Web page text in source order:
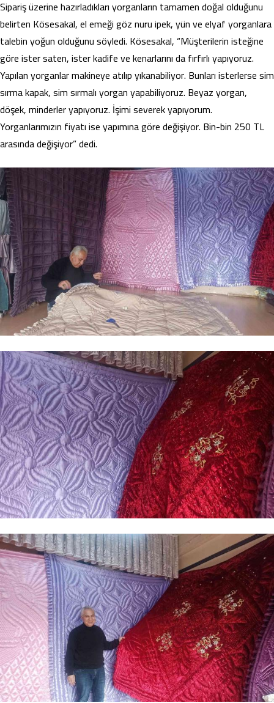
Sipariş üzerine hazırladıkları yorganların tamamen doğal olduğunu
belirten Kösesakal, el emeği göz nuru ipek, yün ve elyaf yorganlara
talebin yoğun olduğunu söyledi. Kösesakal, “Müşterilerin isteğine
göre ister saten, ister kadife ve kenarlarını da fırfırlı yapıyoruz.
Yapılan yorganlar makineye atılıp yıkanabiliyor. Bunları isterlerse sim
sırma kapak, sim sırmalı yorgan yapabiliyoruz. Beyaz yorgan,
döşek, minderler yapıyoruz. İşimi severek yapıyorum.
Yorganlarımızın fiyatı ise yapımına göre değişiyor. Bin-bin 250 TL
arasında değişiyor” dedi.